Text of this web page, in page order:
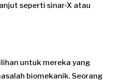
seperti sinar-X atau
untuk mereka yang
biomekanik. Seorang